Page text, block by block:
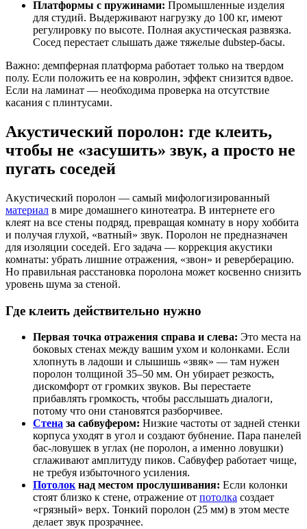
Платформы с пружинами: Промышленные изделия
для студий. Выдерживают нагрузку до 100 кг, имеют
регулировку по высоте. Полная акустическая развязка.
Сосед перестает слышать даже тяжелые dubstep-басы.
Важно: демпферная платформа работает только на твердом
полу. Если положить ее на ковролин, эффект снизится вдвое.
Если на ламинат — необходима проверка на отсутствие
касания с плинтусами.
Акустический поролон: где клеить,
чтобы не «засушить» звук, а просто не
пугать соседей
Акустический поролон — самый мифологизированный
материал в мире домашнего кинотеатра. В интернете его
клеят на все стены подряд, превращая комнату в нору хоббита
и получая глухой, «ватный» звук. Поролон не предназначен
для изоляции соседей. Его задача — коррекция акустики
комнаты: убрать лишние отражения, «звон» и реверберацию.
Но правильная расстановка поролона может косвенно снизить
уровень шума за стеной.
Где клеить действительно нужно
Первая точка отражения справа и слева: Это места на
боковых стенах между вашим ухом и колонками. Если
хлопнуть в ладоши и слышишь «звяк» — там нужен
поролон толщиной 35–50 мм. Он убирает резкость,
дискомфорт от громких звуков. Вы перестаете
прибавлять громкость, чтобы расслышать диалоги,
потому что они становятся разборчивее.
Стена за сабвуфером: Низкие частоты от задней стенки
корпуса уходят в угол и создают бубнение. Пара панелей
бас-ловушек в углах (не поролон, а именно ловушки)
сглаживают амплитуду пиков. Сабвуфер работает чище,
не требуя избыточного усиления.
Потолок над местом прослушивания: Если колонки
стоят близко к стене, отражение от потолка создает
«грязный» верх. Тонкий поролон (25 мм) в этом месте
делает звук прозрачнее.